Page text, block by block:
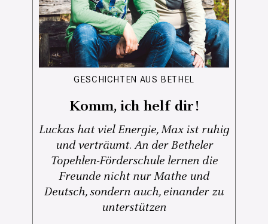
GESCHICHTEN AUS BETHEL
Komm, ich helf dir!
Luckas hat viel Energie, Max ist ruhig
und verträumt. An der Betheler
Topehlen-Förderschule lernen die
Freunde nicht nur Mathe und
Deutsch, sondern auch, einander zu
unterstützen